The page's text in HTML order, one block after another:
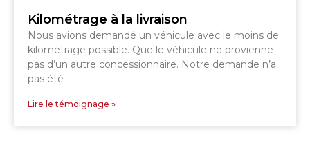
Kilométrage à la livraison
Nous avions demandé un véhicule avec le moins de
kilométrage possible. Que le véhicule ne provienne
pas d’un autre concessionnaire. Notre demande n’a
pas été
Lire le témoignage »